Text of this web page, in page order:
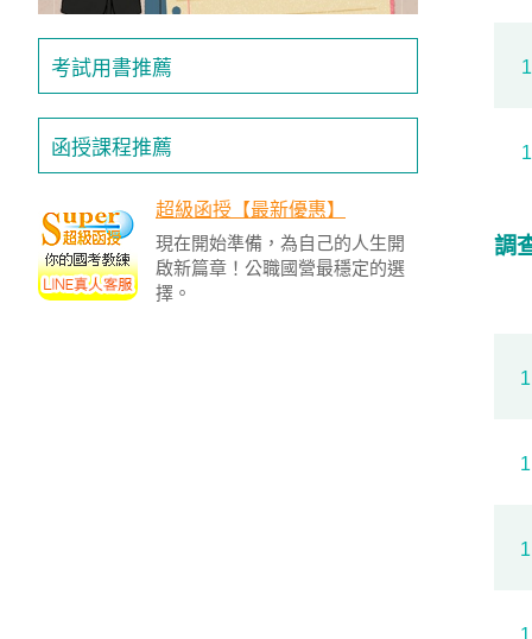
考試用書推薦
函授課程推薦
超級函授【最新優惠】
現在開始準備，為自己的人生開
啟新篇章！公職國營最穩定的選
擇。
調